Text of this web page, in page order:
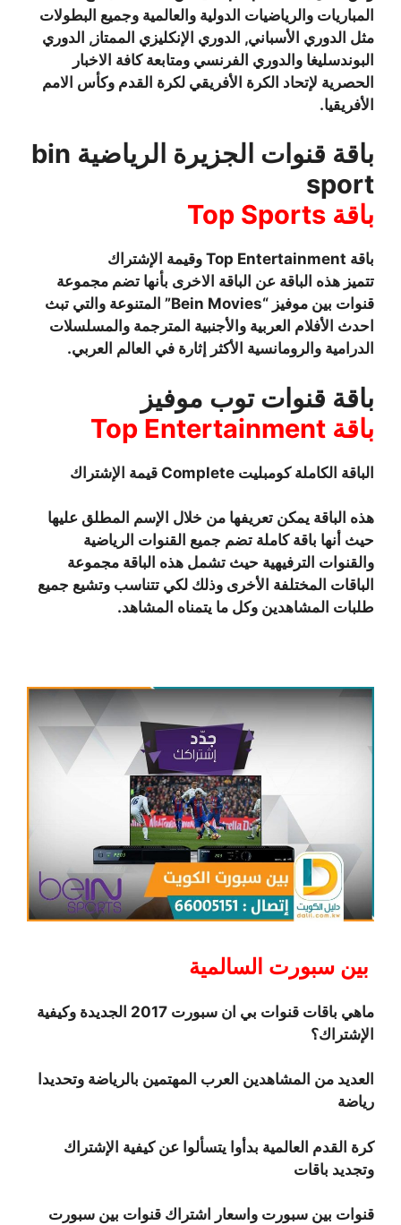
المباريات والرياضيات الدولية والعالمية وجميع البطولات
مثل الدوري الأسباني, الدوري الإنكليزي الممتاز, الدوري
البوندسليغا والدوري الفرنسي ومتابعة كافة الاخبار
الحصرية لإتحاد الكرة الأفريقي لكرة القدم وكأس الامم
الأفريقيا.
باقة قنوات الجزيرة الرياضية bin
sport
باقة Top Sports
باقة Top Entertainment وقيمة الإشتراك
تتميز هذه الباقة عن الباقة الاخرى بأنها تضم مجموعة
قنوات بين موفيز “Bein Movies” المتنوعة والتي تبث
احدث الأفلام العربية والأجنبية المترجمة والمسلسلات
الدرامية والرومانسية الأكثر إثارة في العالم العربي.
باقة قنوات توب موفيز
باقة Top Entertainment
الباقة الكاملة كومبليت Complete قيمة الإشتراك
هذه الباقة يمكن تعريفها من خلال الإسم المطلق عليها
حيث أنها باقة كاملة تضم جميع القنوات الرياضية
والقنوات الترفيهية حيث تشمل هذه الباقة مجموعة
الباقات المختلفة الأخرى وذلك لكي تتناسب وتشيع جميع
طلبات المشاهدين وكل ما يتمناه المشاهد.
بين سبورت السالمية
ماهي باقات قنوات بي ان سبورت 2017 الجديدة وكيفية
الإشتراك؟
العديد من المشاهدين العرب المهتمين بالرياضة وتحديدا
رياضة
كرة القدم العالمية بدأوا يتسألوا عن كيفية الإشتراك
وتجديد باقات
قنوات بين سبورت واسعار اشتراك قنوات بين سبورت